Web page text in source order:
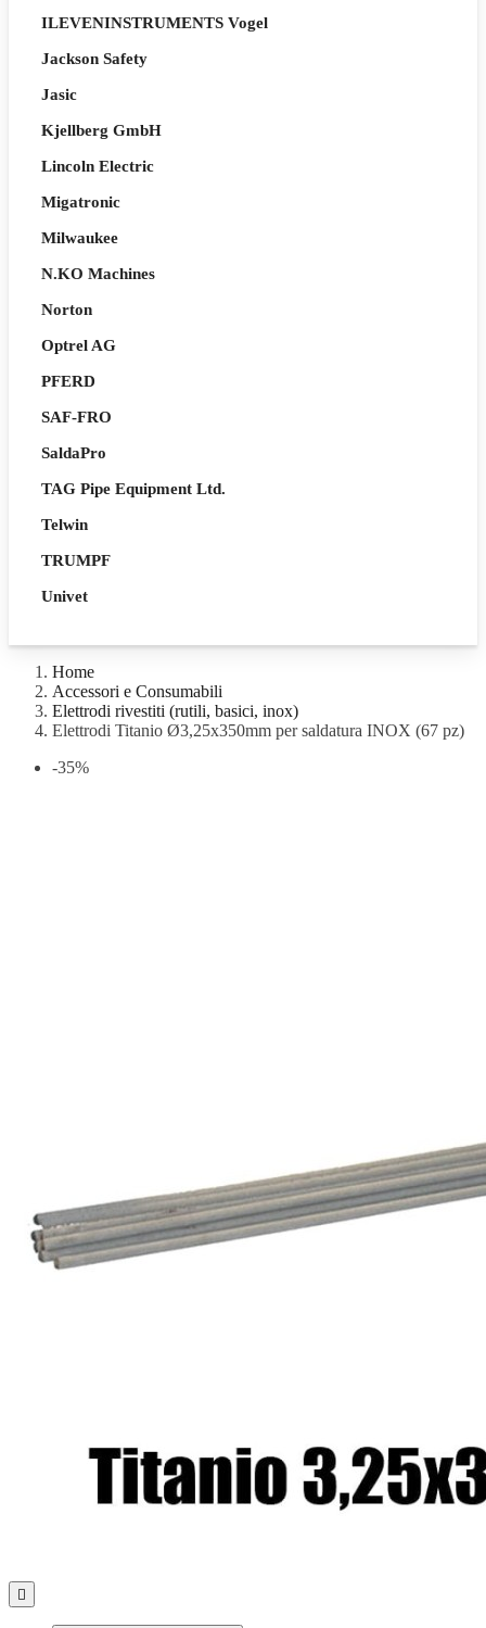
ILEVENINSTRUMENTS Vogel
Jackson Safety
Jasic
Kjellberg GmbH
Lincoln Electric
Migatronic
Milwaukee
N.KO Machines
Norton
Optrel AG
PFERD
SAF-FRO
SaldaPro
TAG Pipe Equipment Ltd.
Telwin
TRUMPF
Univet
Home
Accessori e Consumabili
Elettrodi rivestiti (rutili, basici, inox)
Elettrodi Titanio Ø3,25x350mm per saldatura INOX (67 pz)
-35%
